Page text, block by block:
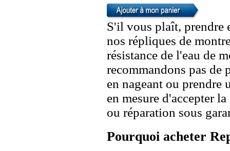
S'il vous plaît, prendre
nos répliques de
résistance de l'eau de
recommandons pas de
en nageant ou prendre
en mesure d'accepter
ou réparation sous
Pourquoi acheter